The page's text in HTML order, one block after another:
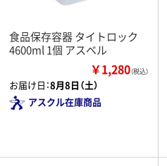
食品保存容器 タイトロック
4600ml 1個 アスベル
￥1,280（税込）
お届け日：8月8日（土）
アスクル在庫商品